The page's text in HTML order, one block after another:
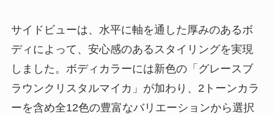
サイドビューは、水平に軸を通した厚みのあるボ
ディによって、安心感のあるスタイリングを実現
しました。ボディカラーには新色の「グレースブ
ラウンクリスタルマイカ」が加わり、2トーンカラ
ーを含め全12色の豊富なバリエーションから選択